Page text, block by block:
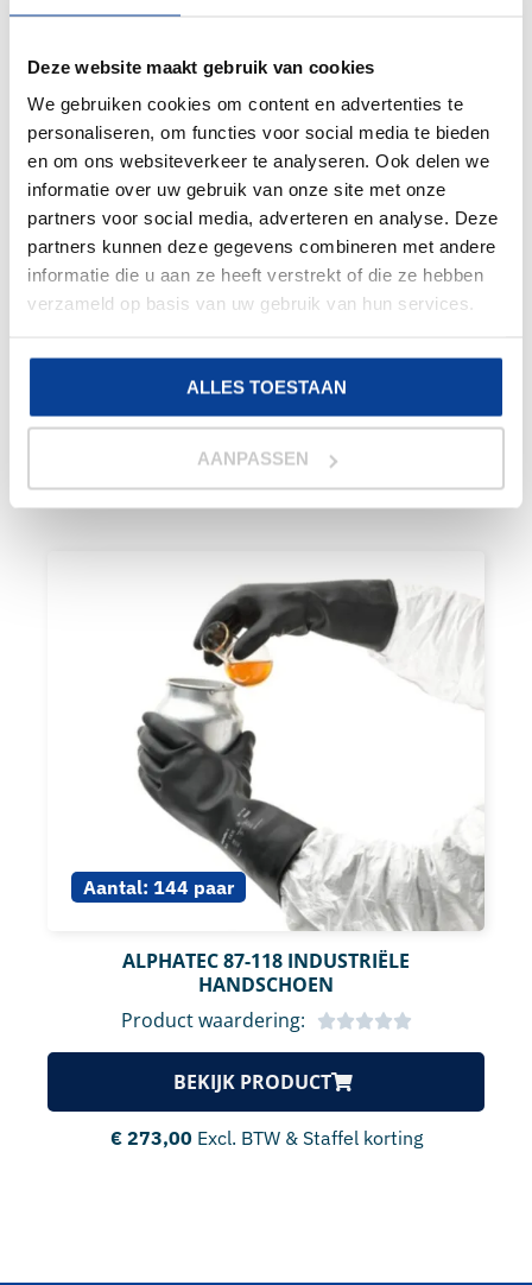
Deze website maakt gebruik van cookies
We gebruiken cookies om content en advertenties te
personaliseren, om functies voor social media te bieden
en om ons websiteverkeer te analyseren. Ook delen we
informatie over uw gebruik van onze site met onze
partners voor social media, adverteren en analyse. Deze
partners kunnen deze gegevens combineren met andere
informatie die u aan ze heeft verstrekt of die ze hebben
verzameld op basis van uw gebruik van hun services.
ALLES TOESTAAN
AANPASSEN
Aantal: 144 paar
ANSELL ACTIVARMR 78-103
BEKIJK PRODUCT
€388,00 Excl. BTW & Staffel korting
Aantal: 144 paar
ALPHATEC 87-118 INDUSTRIËLE
HANDSCHOEN
Product waardering:
BEKIJK PRODUCT
€273,00 Excl. BTW & Staffel korting